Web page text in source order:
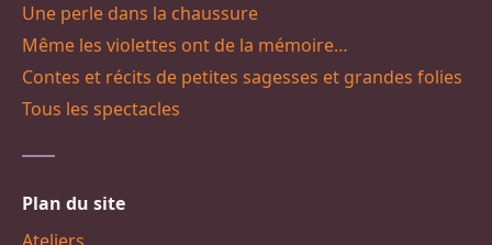
Une perle dans la chaussure
Même les violettes ont de la mémoire…
Contes et récits de petites sagesses et grandes folies
Tous les spectacles
Plan du site